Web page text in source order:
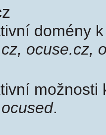
domény
ocuse.cz,
.